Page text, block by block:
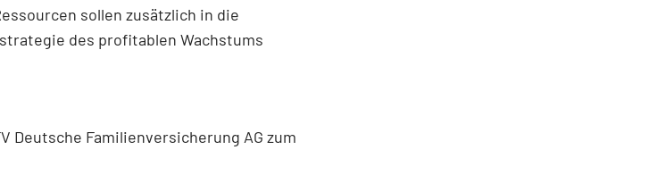
sollen zusätzlich in die
des profitablen Wachstums
Deutsche Familienversicherung AG zum